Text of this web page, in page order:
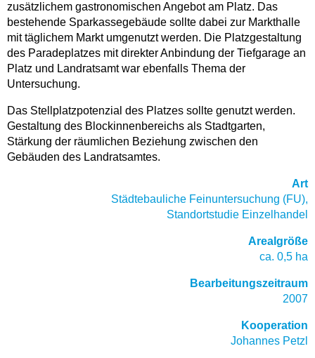
zusätzlichem gastronomischen Angebot am Platz. Das
bestehende Sparkassegebäude sollte dabei zur Markthalle
mit täglichem Markt umgenutzt werden. Die Platzgestaltung
des Paradeplatzes mit direkter Anbindung der Tiefgarage an
Platz und Landratsamt war ebenfalls Thema der
Untersuchung.
Das Stellplatzpotenzial des Platzes sollte genutzt werden.
Gestaltung des Blockinnenbereichs als Stadtgarten,
Stärkung der räumlichen Beziehung zwischen den
Gebäuden des Landratsamtes.
Art
Städtebauliche Feinuntersuchung (FU),
Standortstudie Einzelhandel
Arealgröße
ca. 0,5 ha
Bearbeitungszeitraum
2007
Kooperation
Johannes Petzl